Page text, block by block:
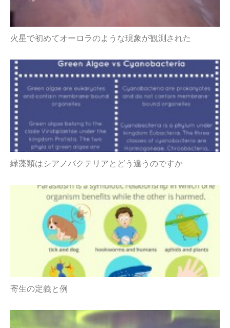
火星で初めてオーロラのような現象が観測された
緑藻類はシアノバクテリアとどう違うのですか
寄生の定義と例